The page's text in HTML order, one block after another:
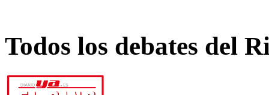
Todos los debates del